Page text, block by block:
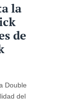
la
de
Double
del